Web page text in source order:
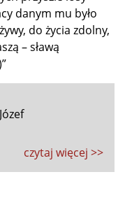
danym mu było
do życia zdolny,
– sławą
czytaj więcej >>